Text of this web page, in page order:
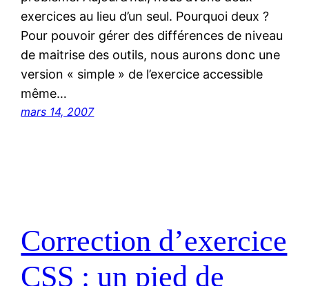
exercices au lieu d’un seul. Pourquoi deux ?
Pour pouvoir gérer des différences de niveau
de maitrise des outils, nous aurons donc une
version « simple » de l’exercice accessible
même…
mars 14, 2007
Correction d’exercice
CSS : un pied de